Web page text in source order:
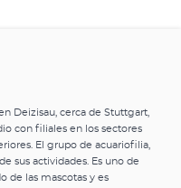
Deizisau, cerca de Stuttgart,
con filiales en los sectores
El grupo de acuariofilia,
sus actividades. Es uno de
de las mascotas y es